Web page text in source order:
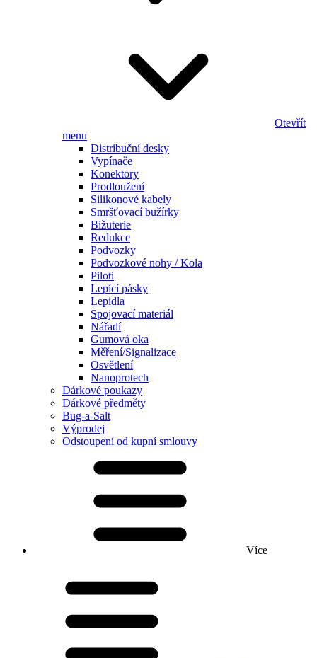
Otevřít
menu
Distribuční desky
Vypínače
Konektory
Prodloužení
Silikonové kabely
Smršťovací bužírky
Bižuterie
Redukce
Podvozky
Podvozkové nohy / Kola
Piloti
Lepící pásky
Lepidla
Spojovací materiál
Nářadí
Gumová oka
Měření/Signalizace
Osvětlení
Nanoprotech
Dárkové poukazy
Dárkové předměty
Bug-a-Salt
Výprodej
Odstoupení od kupní smlouvy
Více